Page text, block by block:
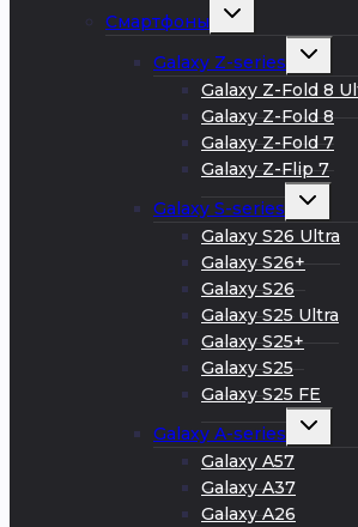
Смартфоны
Развернуть
Galaxy Z-series
меню
Galaxy Z-Fold 8
Galaxy Z-Fold 8
Galaxy Z-Fold 7
Galaxy Z-Flip 7
Galaxy S-series
меню
Galaxy S26 Ultra
Galaxy S26+
Galaxy S26
Galaxy S25 Ultra
Galaxy S25+
Galaxy S25
Galaxy S25 FE
Galaxy A-series
меню
Galaxy A57
Galaxy A37
Galaxy A26